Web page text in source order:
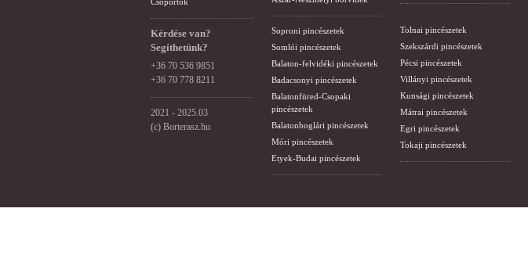
Kérdése van?
Segíthetünk?
+36 70 536 9851
+36 70 778 8211
2021 - 2025.03
(c) Borterasz.hu
Soproni pincészetek
Somlói pincészetek
Balaton-felvidéki pincészetek
Badacsonyi pincészetek
Balatonfüred-Csopaki
pincészetek
Balatonboglári pincészetek
Móri pincészetek
Etyek-Budai pincészetek
Tolnai pincészetek
Szekszárdi pincészetek
Pécsi pincészetek
Villányi pincészetek
Kunsági pincészetek
Mátrai pincészetek
Egri pincészetek
Tokaji pincészetek